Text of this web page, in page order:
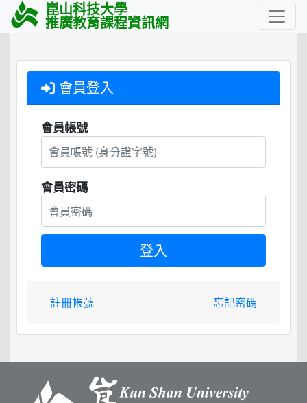
崑山科技大學
推廣教育課程資訊網
會員登入
會員帳號
會員密碼
註冊帳號 忘記密碼